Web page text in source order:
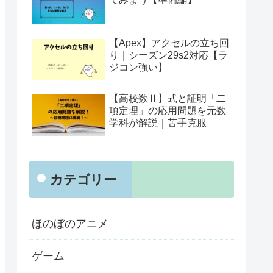
【Apex】アクセルの立ち回
り｜シーズン29s2対応【ラ
ジコン強い】
【高校数Ⅱ】式と証明「二
項定理」の応用問題を元数
学科が解説｜苦手克服
カテゴリー
ほのぼのアニメ
ゲーム